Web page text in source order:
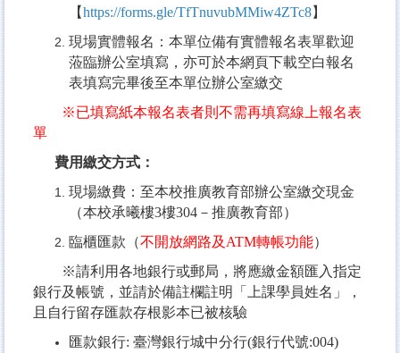
【https://forms.gle/TfTnuvubMMiw4ZTc8】
現場實體報名：本單位備有實體報名表單歡迎
蒞臨辦公室填寫，亦可於本網頁下載空白報名
表填寫完畢後至本單位辦公室繳交
※已填寫紙本報名表者則不需再填寫線上報名表
單
費用繳交方式：
現場繳費：至本校推廣教育部辦公室繳交現金
（本校承曦樓3樓304－推廣教育部）
臨櫃匯款（不開放網路及ATM轉帳功能）
※請利用各地銀行或郵局，將應繳金額匯入指定
銀行及帳號，並請於備註欄註明「上課學員姓名」，
且自行留存匯款存根影本已被核驗
匯款銀行: 臺灣銀行城中分行(銀行代號:004)